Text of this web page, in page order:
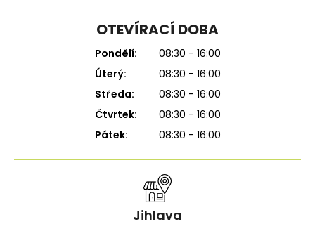
OTEVÍRACÍ DOBA
Pondělí:
08:30 - 16:00
Úterý:
08:30 - 16:00
Středa:
08:30 - 16:00
Čtvrtek:
08:30 - 16:00
Pátek:
08:30 - 16:00
Jihlava